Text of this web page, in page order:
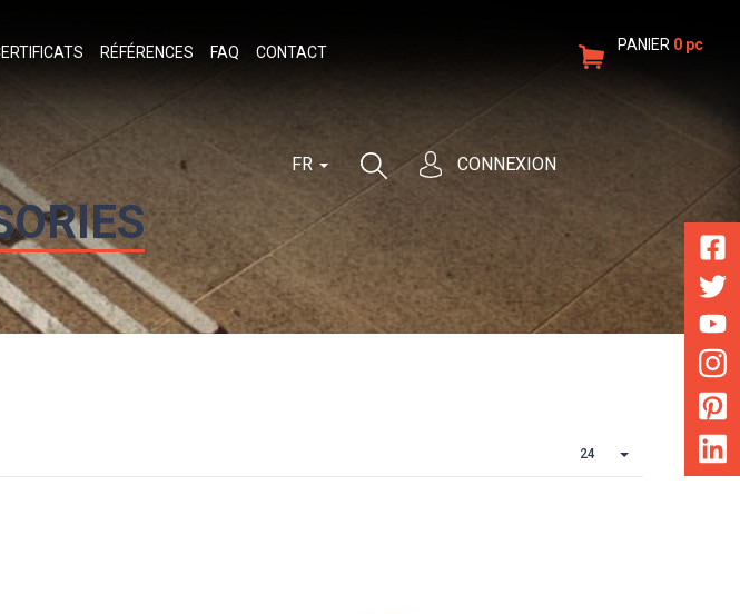
24
RÉFÉRENCES FAQ CONTACT
FR CONNEXION
PANIER 0 pc